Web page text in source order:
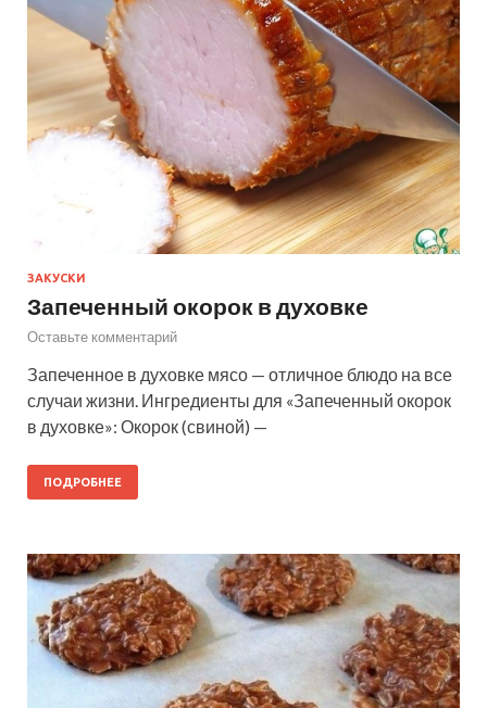
ЗАКУСКИ
Запеченный окорок в духовке
Оставьте комментарий
Запеченное в духовке мясо — отличное блюдо на все
случаи жизни. Ингредиенты для «Запеченный окорок
в духовке»: Окорок (свиной) —
ПОДРОБНЕЕ